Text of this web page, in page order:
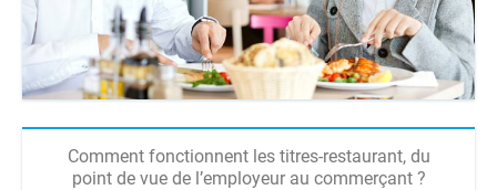
Comment fonctionnent les titres-restaurant, du
point de vue de l’employeur au commerçant ?